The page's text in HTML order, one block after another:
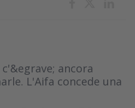
ancora
L'Aifa concede una